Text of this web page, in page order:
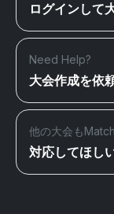
ログインして
Need Help?
大会作成を依
他の大会も
対応してほし